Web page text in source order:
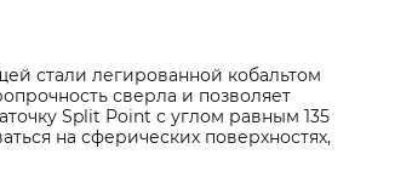
стали легированной кобальтом
сверла и позволяет
Split Point с углом равным 135
на сферических поверхностях,